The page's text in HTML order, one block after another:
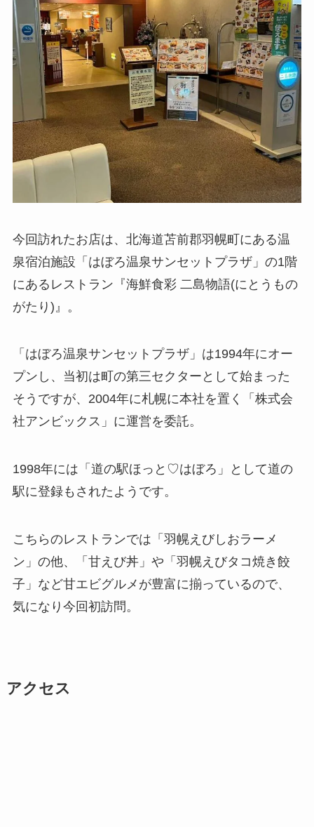
今回訪れたお店は、北海道苫前郡羽幌町にある温
泉宿泊施設「はぼろ温泉サンセットプラザ」の1階
にあるレストラン『海鮮食彩 二島物語(にとうもの
がたり)』。
「はぼろ温泉サンセットプラザ」は1994年にオー
プンし、当初は町の第三セクターとして始まった
そうですが、2004年に札幌に本社を置く「株式会
社アンビックス」に運営を委託。
1998年には「道の駅ほっと♡はぼろ」として道の
駅に登録もされたようです。
こちらのレストランでは「羽幌えびしおラーメ
ン」の他、「甘えび丼」や「羽幌えびタコ焼き餃
子」など甘エビグルメが豊富に揃っているので、
気になり今回初訪問。
アクセス